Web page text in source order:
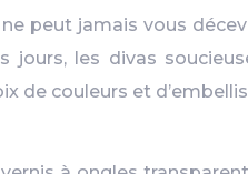
ne peut jamais vous
les divas
de couleurs et